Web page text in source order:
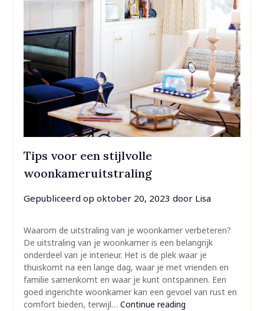
Tips voor een stijlvolle
woonkameruitstraling
Gepubliceerd op oktober 20, 2023 door Lisa
Waarom de uitstraling van je woonkamer verbeteren?
De uitstraling van je woonkamer is een belangrijk
onderdeel van je interieur. Het is de plek waar je
thuiskomt na een lange dag, waar je met vrienden en
familie samenkomt en waar je kunt ontspannen. Een
goed ingerichte woonkamer kan een gevoel van rust en
comfort bieden, terwijl… Continue reading